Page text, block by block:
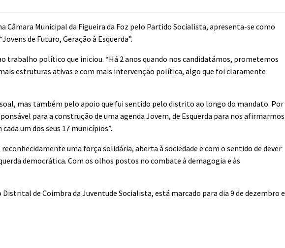
Câmara Municipal da Figueira da Foz pelo Partido Socialista, apresenta-se como
de Futuro, Geração à Esquerda”.
trabalho político que iniciou. “Há 2 anos quando nos candidatámos, prometemos
estruturas ativas e com mais intervenção política, algo que foi claramente
mas também pelo apoio que fui sentido pelo distrito ao longo do mandato. Por
para a construção de uma agenda Jovem, de Esquerda para nos afirmarmos
um dos seus 17 municípios”.
uma força solidária, aberta à sociedade e com o sentido de dever
democrática. Com os olhos postos no combate à demagogia e às
de Coimbra da Juventude Socialista, está marcado para dia 9 de dezembro e